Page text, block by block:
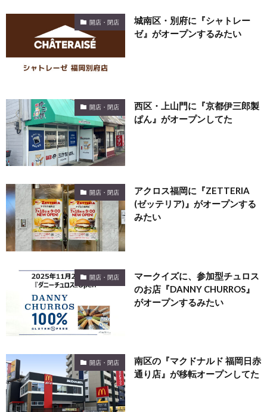
開店・閉店
城南区・別府に『シャトレー
ゼ』がオープンするみたい
開店・閉店
西区・上山門に『京都伊三郎製
ぱん』がオープンしてた
開店・閉店
アクロス福岡に『ZETTERIA
(ゼッテリア)』がオープンする
みたい
開店・閉店
マークイズに、参加型チュロス
のお店『DANNY CHURROS』
がオープンするみたい
開店・閉店
南区の『マクドナルド 福岡日赤
通り店』が移転オープンしてた